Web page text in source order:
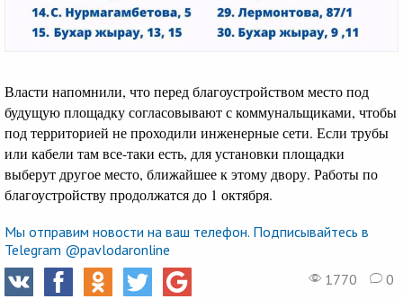
Власти напомнили, что перед благоустройством место под
будущую площадку согласовывают с коммунальщиками, чтобы
под территорией не проходили инженерные сети. Если трубы
или кабели там все-таки есть, для установки площадки
выберут другое место, ближайшее к этому двору. Работы по
благоустройству продолжатся до 1 октября.
Мы отправим новости на ваш телефон. Подписывайтесь в
Telegram @pavlodaronline
1770
0